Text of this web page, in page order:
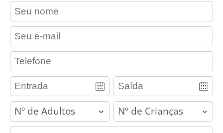
contact_name
contact_email
contact_phone
adults children
contact_message